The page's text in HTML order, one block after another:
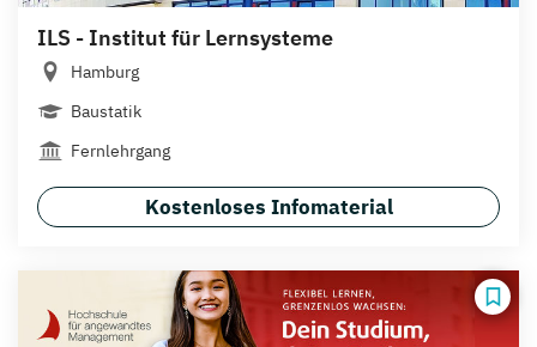
ILS - Institut für Lernsysteme
Hamburg
Baustatik
Fernlehrgang
Kostenloses Infomaterial